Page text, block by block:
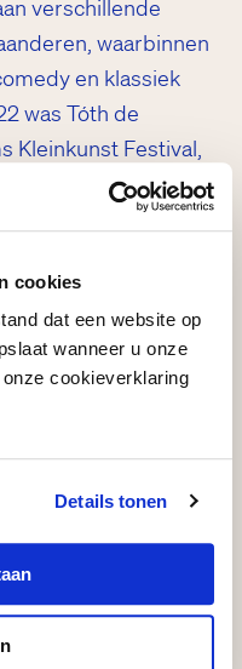
cookies
dat een website op
wanneer u onze
cookieverklaring
Details tonen
verschillende
waarbinnen
en klassiek
was Tóth de
Kleinkunst Festival,
ontving.
Wildbloei
veelbelovende
‘een ode aan de
de maatschappij. Dit
vrouwen, zoals de
strenge Russische
te herleiden